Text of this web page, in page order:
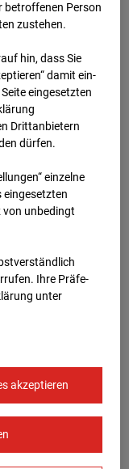
Garching
betroffenen Person
zustehen.
hin, dass Sie
damit ein­
eingesetzten
Drittanbietern
dürfen.
einzelne
eingesetzten
von unbedingt
Ihre Prä­fe­
unter
akzeptieren